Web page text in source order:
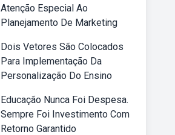
Atenção Especial Ao
Planejamento De Marketing
Dois Vetores São Colocados
Para Implementação Da
Personalização Do Ensino
Educação Nunca Foi Despesa.
Sempre Foi Investimento Com
Retorno Garantido